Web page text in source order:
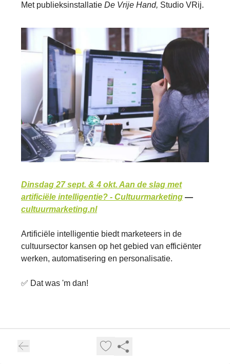
Met publieksinstallatie De Vrije Hand, Studio VRij.
Dinsdag 27 sept. & 4 okt. Aan de slag met
artificiële intelligentie? - Cultuurmarketing —
cultuurmarketing.nl
Artificiële intelligentie biedt marketeers in de
cultuursector kansen op het gebied van efficiënter
werken, automatisering en personalisatie.
✅ Dat was 'm dan!
Super Vision